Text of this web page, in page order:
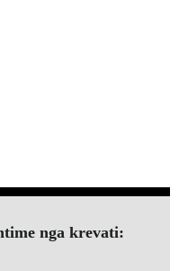
nga krevati: